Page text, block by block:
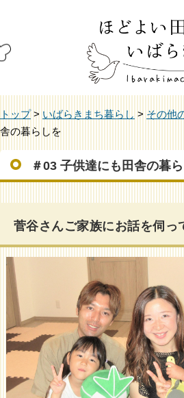
トップ> いばらきまち暮らし > その他
舎の暮らしを
＃03 子供達にも田舎の暮
菅谷さんご家族にお話を伺っ